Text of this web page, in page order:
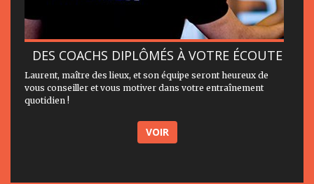
DES COACHS DIPLÔMÉS À VOTRE ÉCOUTE
Laurent, maître des lieux, et son équipe seront heureux de
vous conseiller et vous motiver dans votre entraînement
quotidien !
VOIR